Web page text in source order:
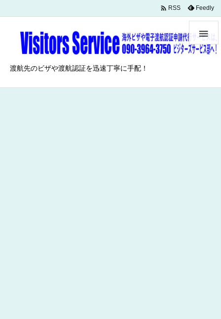
渡航先のビザや渡航認証を迅速丁寧に手配！

 RSS Feedly